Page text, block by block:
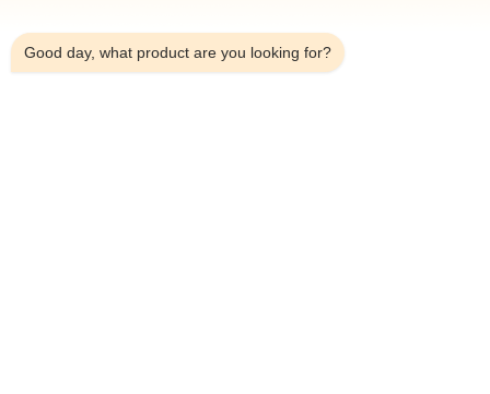
Good day, what product are you looking for?